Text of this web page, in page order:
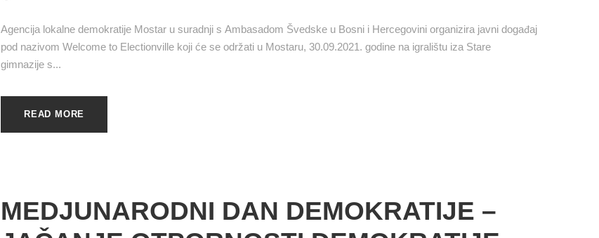
Agencija lokalne demokratije Mostar u suradnji s Ambasadom Švedske u Bosni i Hercegovini organizira javni događaj
pod nazivom Welcome to Electionville koji će se održati u Mostaru, 30.09.2021. godine na igralištu iza Stare
gimnazije s...
READ MORE
MEDJUNARODNI DAN DEMOKRATIJE –